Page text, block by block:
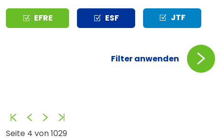
Typ EFRE ESF JTF
Filter anwenden
Seite 4 von 1029
AnfangZurückVorwärts